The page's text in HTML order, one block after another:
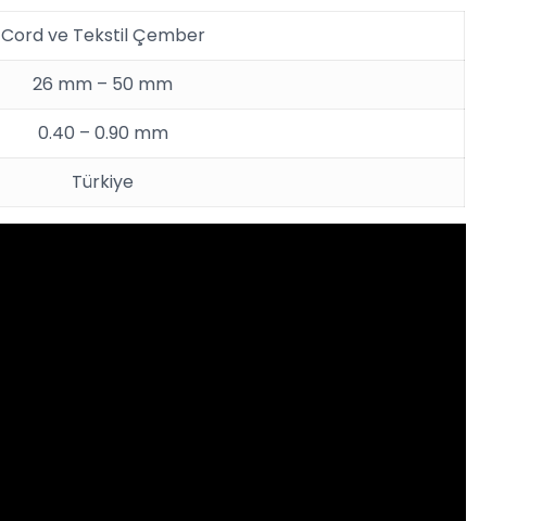
Cord ve Tekstil Çember
26 mm – 50 mm
0.40 – 0.90 mm
Türkiye